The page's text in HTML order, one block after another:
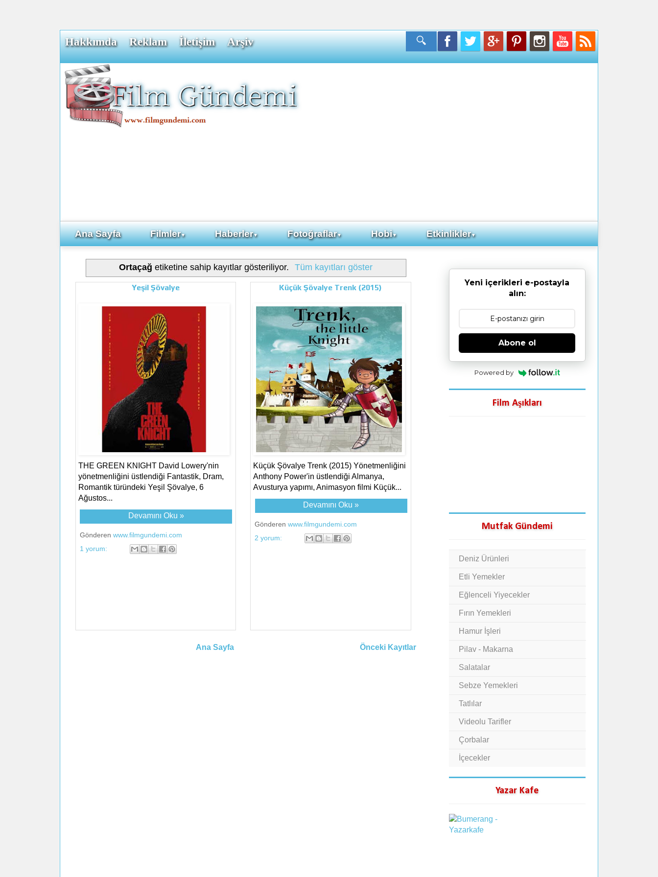
Hakkımda Reklam İletişim Arşiv
Ana Sayfa Filmler▼ Haberler▼ Fotoğraflar▼ Hobi▼ Etkinlikler▼
Ortaçağ etiketine sahip kayıtlar gösteriliyor. Tüm kayıtları göster
Yeşil Şövalye
THE GREEN KNIGHT David Lowery'nin
yönetmenliğini üstlendiği Fantastik, Dram,
Romantik türündeki Yeşil Şövalye, 6
Ağustos...
Devamını Oku »
Gönderen www.filmgundemi.com
1 yorum:
Küçük Şövalye Trenk (2015)
Küçük Şövalye Trenk (2015) Yönetmenliğini
Anthony Power'in üstlendiği Almanya,
Avusturya yapımı, Animasyon filmi Küçük...
Devamını Oku »
Gönderenwww.filmgundemi.com
2 yorum:
Önceki Kayıtlar
Ana Sayfa
Yeni içerikleri e-postayla
alın:
Abone ol
Powered by
Film Aşıkları
Mutfak Gündemi
Deniz Ürünleri
Etli Yemekler
Eğlenceli Yiyecekler
Fırın Yemekleri
Hamur İşleri
Pilav - Makarna
Salatalar
Sebze Yemekleri
Tatlılar
Videolu Tarifler
Çorbalar
İçecekler
Yazar Kafe